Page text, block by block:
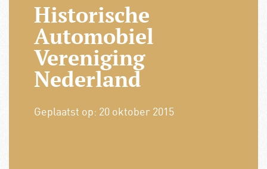
Historische
Automobiel
Vereniging
Nederland
Geplaatst op: 20 oktober 2015